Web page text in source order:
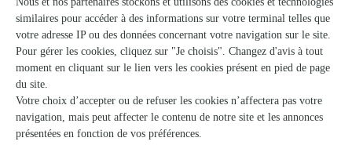
Aux Fleurs D’amandine
Saint Brieuc
★★★★ ★4.3 (4)
1, rue de la Croix au Chat
Voir la boutique